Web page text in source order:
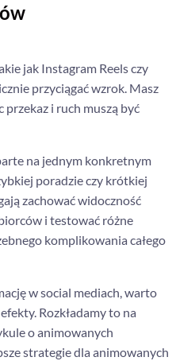
jak Instagram Reels czy
przyciągać wzrok. Masz
przekaz i ruch muszą być
na jednym konkretnym
poradzie czy krótkiej
zachować widoczność
i testować różne
komplikowania całego
w social mediach, warto
Rozkładamy to na
o animowanych
strategie dla animowanych